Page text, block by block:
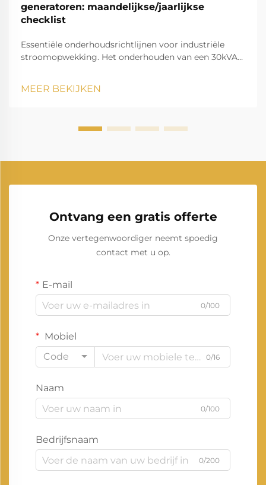
generatoren: maandelijkse/jaarlijkse
checklist
Essentiële onderhoudsrichtlijnen voor industriële
stroomopwekking. Het onderhouden van een 30kVA-
Deze stroombronnen fungeren als essentiële back-
MEER BEKIJKEN
Ontvang een gratis offerte
Onze vertegenwoordiger neemt spoedig
contact met u op.
E-mail
0/100
Mobiel
Code
0/16
Naam
0/100
Bedrijfsnaam
0/200